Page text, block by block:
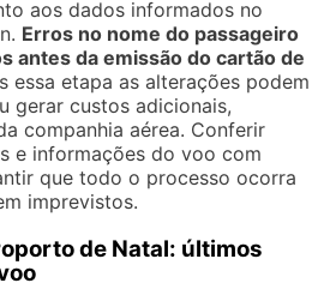
aos dados informados no
Erros no nome do passageiro
antes da emissão do cartão de
essa etapa as alterações podem
gerar custos adicionais,
companhia aérea. Conferir
e informações do voo com
que todo o processo ocorra
imprevistos.
de Natal: últimos